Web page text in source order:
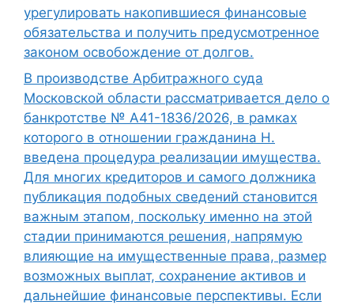
урегулировать накопившиеся финансовые
обязательства и получить предусмотренное
законом освобождение от долгов.
В производстве Арбитражного суда
Московской области рассматривается дело о
банкротстве № А41-1836/2026, в рамках
которого в отношении гражданина Н.
введена процедура реализации имущества.
Для многих кредиторов и самого должника
публикация подобных сведений становится
важным этапом, поскольку именно на этой
стадии принимаются решения, напрямую
влияющие на имущественные права, размер
возможных выплат, сохранение активов и
дальнейшие финансовые перспективы. Если